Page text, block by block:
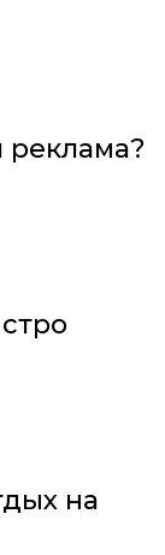
реклама?
на